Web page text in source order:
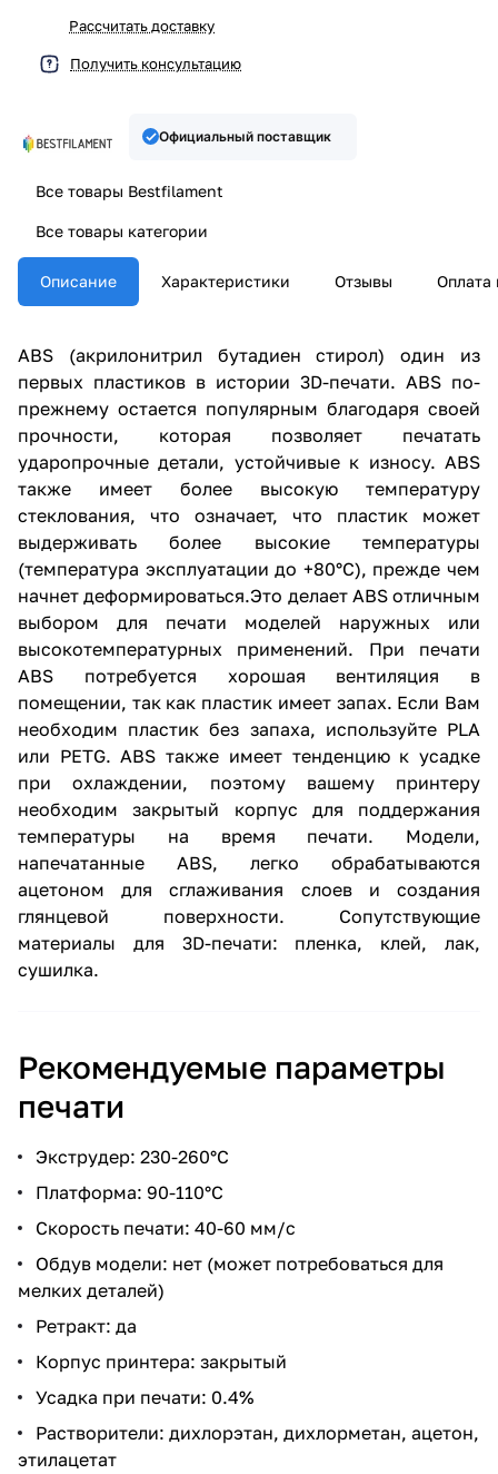
Рассчитать доставку
Получить консультацию
Официальный поставщик
Все товары Bestfilament
Все товары категории
Описание Характеристики Отзывы Оплата
ABS (акрилонитрил бутадиен стирол) один из
первых пластиков в истории 3D-печати. ABS по-
прежнему остается популярным благодаря своей
прочности, которая позволяет печатать
ударопрочные детали, устойчивые к износу. ABS
также имеет более высокую температуру
стеклования, что означает, что пластик может
выдерживать более высокие температуры
(температура эксплуатации до +80°C), прежде чем
начнет деформироваться.Это делает ABS отличным
выбором для печати моделей наружных или
высокотемпературных применений. При печати
ABS потребуется хорошая вентиляция в
помещении, так как пластик имеет запах. Если Вам
необходим пластик без запаха, используйте PLA
или PETG. ABS также имеет тенденцию к усадке
при охлаждении, поэтому вашему принтеру
необходим закрытый корпус для поддержания
температуры на время печати. Модели,
напечатанные ABS, легко обрабатываются
ацетоном для сглаживания слоев и создания
глянцевой поверхности. Сопутствующие
материалы для 3D-печати: пленка, клей, лак,
сушилка.
Рекомендуемые параметры
печати
Экструдер: 230-260°С
Платформа: 90-110°С
Скорость печати: 40-60 мм/с
Обдув модели: нет (может потребоваться для
мелких деталей)
Ретракт: да
Корпус принтера: закрытый
Усадка при печати: 0.4%
Растворители: дихлорэтан, дихлорметан, ацетон,
этилацетат